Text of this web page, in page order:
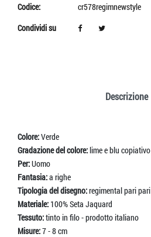
Codice:
cr578regimnewstyle
Condividi su
Descrizione
Colore:Verde
Gradazione del colore:lime e blu copiativo
Per:Uomo
Fantasia:a righe
Tipologia del disegno:regimental pari pari
Materiale: 100% Seta Jaquard
Tessuto:tinto in filo - prodotto italiano
Misure:7 - 8 cm